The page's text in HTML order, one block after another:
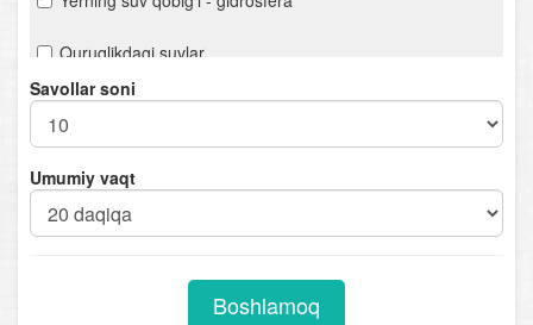
Quruqlikdagi suvlar
Yerning havo qobig‘i - atmosfera
Materik va okeanlar tabiiy geografiyasi kursiga kirish.
Geografik qobiq
Okeanlar tabiiy geografiyasi
Savollar soni
Umumiy vaqt
Boshlamoq